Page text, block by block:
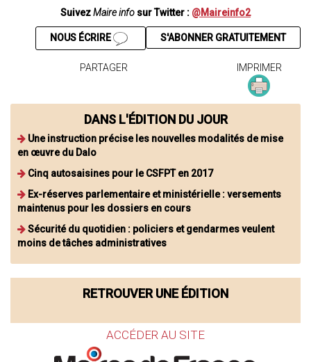
SuivezMaire info sur Twitter : @Maireinfo2
S'ABONNER GRATUITEMENT
NOUS ÉCRIRE
PARTAGER IMPRIMER
DANS L'ÉDITION DU JOUR
Une instruction précise les nouvelles modalités de mise
en œuvre du Dalo
Cinq autosaisines pour le CSFPT en 2017
Ex-réserves parlementaire et ministérielle : versements
maintenus pour les dossiers en cours
Sécurité du quotidien : policiers et gendarmes veulent
moins de tâches administratives
RETROUVER UNE ÉDITION
ACCÉDER AU SITE